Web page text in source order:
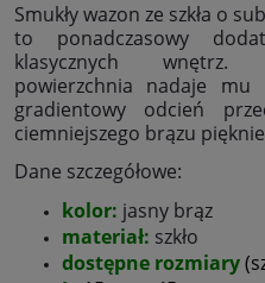
Smukły wazon ze szkła o
to ponadczasowy
klasycznych wnętrz.
powierzchnia nadaje mu
gradientowy odcień
ciemniejszego brązu pięknie
Dane szczegółowe:
kolor: jasny brąz
materiał: szkło
dostępne rozmiary